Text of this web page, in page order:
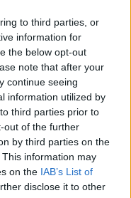
to third parties, or
information for
the below opt-out
note that after your
continue seeing
information utilized by
third parties prior to
out of the further
by third parties on the
This information may
on the IAB’s List of
disclose it to other
tensione
Termini
alla partenza in
Termini per la
Sono